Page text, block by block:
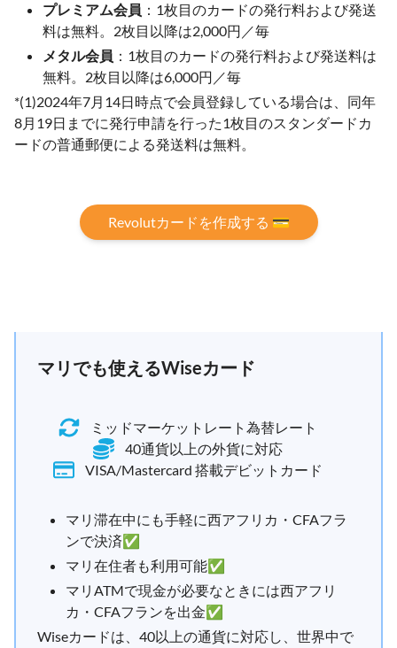
プレミアム会員 ：1枚目のカードの発行料および発送
料は無料。2枚目以降は2,000円／毎
メタル会員 ：1枚目のカードの発行料および発送料は
無料。2枚目以降は6,000円／毎
*(1)2024年7月14日時点で会員登録している場合は、同年
8月19日までに発行申請を行った1枚目のスタンダードカ
ードの普通郵便による発送料は無料。
Revolutカードを作成する 💳
マリでも使えるWiseカード
ミッドマーケットレート為替レート
40通貨以上の外貨に対応
VISA/Mastercard 搭載デビットカード
マリ滞在中にも手軽に西アフリカ・CFAフラ
ンで決済✅
マリ在住者も利用可能✅
マリATMで現金が必要なときには西アフリ
カ・CFAフランを出金✅
Wiseカードは、40以上の通貨に対応し、世界中で